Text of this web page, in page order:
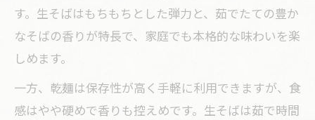
す。生そばはもちもちとした弾力と、茹でたての豊か
なそばの香りが特長で、家庭でも本格的な味わいを楽
しめます。
一方、乾麺は保存性が高く手軽に利用できますが、食
感はやや硬めで香りも控えめです。生そばは茹で時間